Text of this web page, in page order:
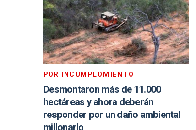
POR INCUMPLOMIENTO
Desmontaron más de 11.000
hectáreas y ahora deberán
responder por un daño ambiental